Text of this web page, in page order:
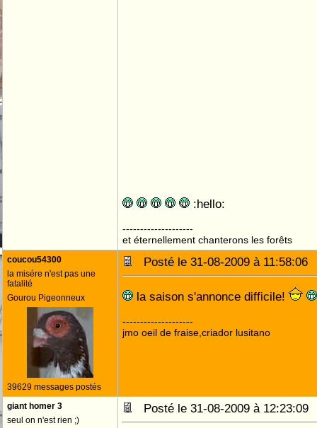
:hello:
--------------------
et éternellement chanterons les forêts
coucou54300
la misére n'est pas une
fatalité
Gourou Pigeonneux
39629 messages postés
Posté le 31-08-2009 à
la saison s'annonce difficile!
--------------------
jmo oeil de fraise,criador lusitano
giant homer 3
seul on n'est rien ;)
Posté le 31-08-2009 à